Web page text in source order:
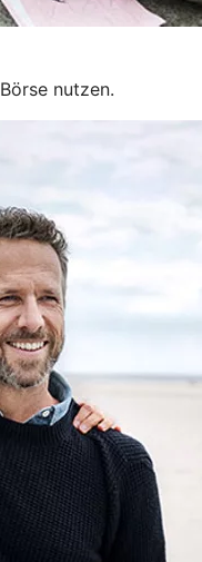
nutzen.